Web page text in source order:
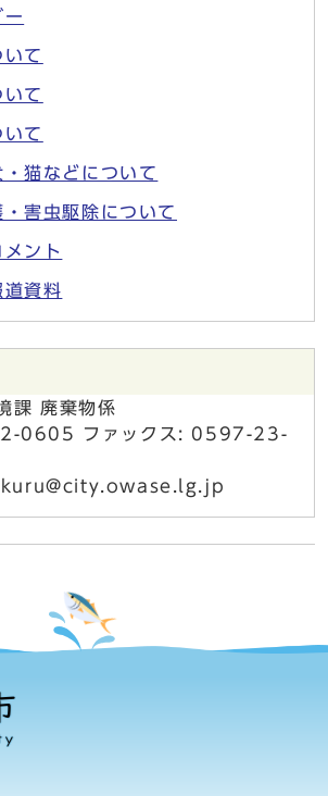
ー
て
て
いて
猫などについて
害虫駆除について
ント
道資料
課 廃棄物係
0605 ファックス: 0597-23-